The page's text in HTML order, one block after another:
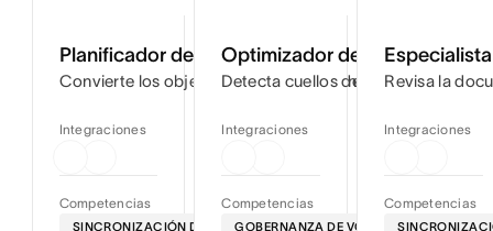
Planificador de lanzamientos
Convierte los objetivos del proyecto en cronogramas
Competencias
SINCRONIZACIÓN DE LA HOJA DE RUTA
Integraciones
Optimizador de flujos de
Detecta cuellos de botella en tus
Competencias
GOBERNANZA DE VOZ
Integraciones
Revisa la
Competencias
Integraciones